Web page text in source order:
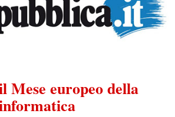
Mese europeo della